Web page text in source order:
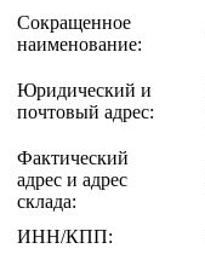
Сокращенное
наименование:
Юридический и
почтовый адрес:
Фактический
адрес и адрес
склада:
ИНН/КПП: